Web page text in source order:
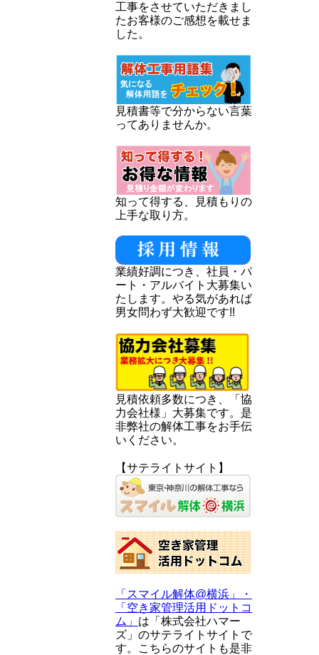
工事をさせていただきまし
たお客様のご感想を載せま
した。
見積書等で分からない言葉
ってありませんか。
知って得する、見積もりの
上手な取り方。
業績好調につき、社員・パ
ート・アルバイト大募集い
たします。やる気があれば
男女問わず大歓迎です!!
見積依頼多数につき、「協
力会社様」大募集です。是
非弊社の解体工事をお手伝
いください。
【サテライトサイト】
「スマイル解体@横浜」・
「空き家管理活用ドットコ
ム」 は「株式会社ハマー
ズ」のサテライトサイトで
す。こちらのサイトも是非